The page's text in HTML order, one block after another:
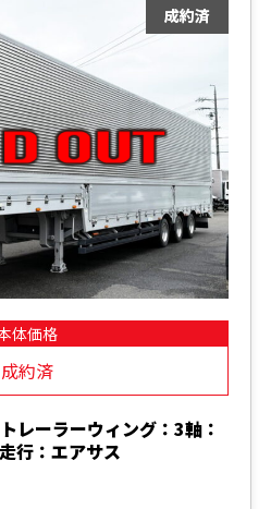
体価格
成約済
レーラーウィング：3軸：
行：エアサス